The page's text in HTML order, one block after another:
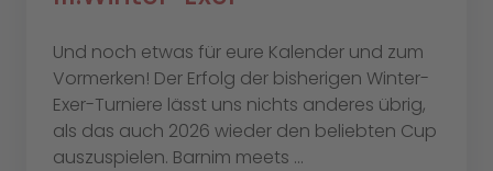
Und noch etwas für eure Kalender und zum
Vormerken! Der Erfolg der bisherigen Winter-
Exer-Turniere lässt uns nichts anderes übrig,
als das auch 2026 wieder den beliebten Cup
auszuspielen. Barnim meets ...